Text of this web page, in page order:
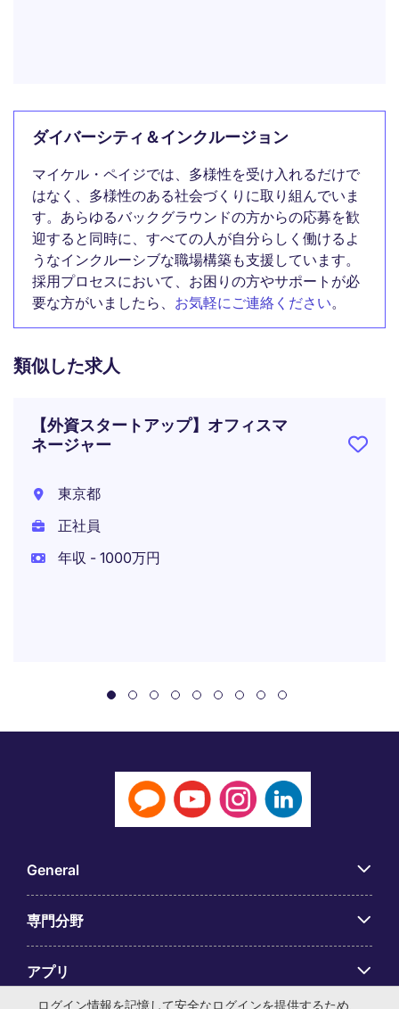
ダイバーシティ＆インクルージョン
マイケル・ペイジでは、多様性を受け入れるだけで
はなく、多様性のある社会づくりに取り組んでいま
す。あらゆるバックグラウンドの方からの応募を歓
迎すると同時に、すべての人が自分らしく働けるよ
うなインクルーシブな職場構築も支援しています。
採用プロセスにおいて、お困りの方やサポートが必
要な方がいましたら、 お気軽にご連絡ください。
類似した求人
【外資スタートアップ】オフィスマ
ネージャー
東京都
正社員
年収 - 1000万円
General
専門分野
アプリ
ログイン情報を記憶して安全なログインを提供するため、